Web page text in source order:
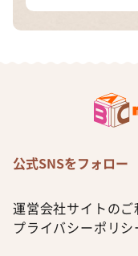
公式SNSをフォロー
運営会社サイトのご
プライバシーポリシ